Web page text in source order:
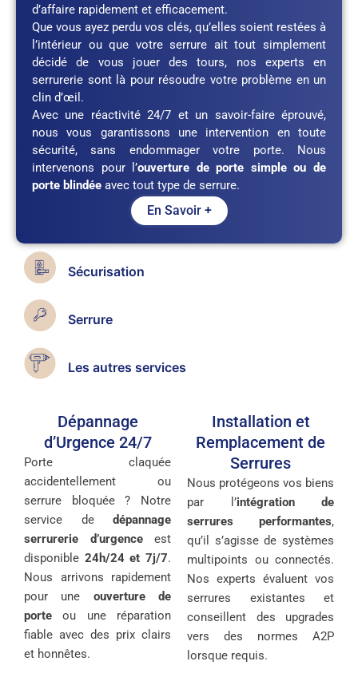
d’affaire rapidement et efficacement.
Que vous ayez perdu vos clés, qu’elles soient restées à
l’intérieur ou que votre serrure ait tout simplement
décidé de vous jouer des tours, nos experts en
serrurerie sont là pour résoudre votre problème en un
clin d’œil.
Avec une réactivité 24/7 et un savoir-faire éprouvé,
nous vous garantissons une intervention en toute
sécurité, sans endommager votre porte. Nous
intervenons pour l’ouverture de porte simple ou de
porte blindée avec tout type de serrure.
En Savoir +
Sécurisation
Serrure
Les autres services
Dépannage
d’Urgence 24/7
Porte claquée
accidentellement ou
serrure bloquée ? Notre
service de dépannage
serrurerie d’urgenceest
disponible 24h/24 et 7j/7.
Nous arrivons rapidement
pour une ouverture de
porte ou une réparation
fiable avec des prix clairs
et honnêtes.
Installation et
Remplacement de
Serrures
Nous protégeons vos biens
par l’intégration de
serrures performantes,
qu’il s’agisse de systèmes
multipoints ou connectés.
Nos experts évaluent vos
serrures existantes et
conseillent des upgrades
vers des normes A2P
lorsque requis.